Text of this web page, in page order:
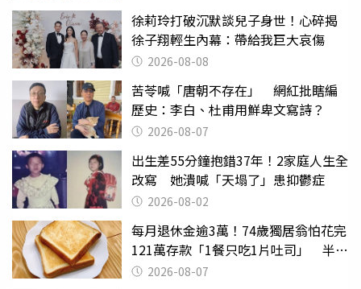
徐莉玲打破沉默談兒子身世！心碎揭
徐子翔輕生內幕：帶給我巨大哀傷
2026-08-08
苦苓喊「唐朝不存在」 網紅批瞎編
歷史：李白、杜甫用鮮卑文寫詩？
2026-08-07
出生差55分鐘抱錯37年！2家庭人生全
改寫 她潰喊「天塌了」患抑鬱症
2026-08-02
每月退休金逾3萬！74歲獨居翁怕花完
121萬存款「1餐只吃1片吐司」 半年
後暴瘦嚇壞女兒
2026-08-07